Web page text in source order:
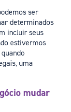
ser
determinados
incluir seus
estivermos
uma
mudar